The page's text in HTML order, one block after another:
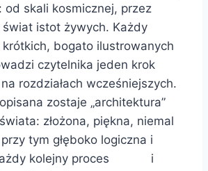
od skali kosmicznej, przez
istot żywych. Każdy
bogato ilustrowanych
czytelnika jeden krok
rozdziałach wcześniejszych.
zostaje „architektura”
złożona, piękna, niemal
tym głęboko logiczna i
każdy kolejny proces i